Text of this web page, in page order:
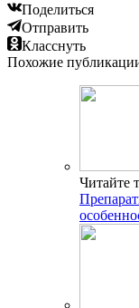
Поделиться
Отправить
Класснуть
Похожие
Читайте